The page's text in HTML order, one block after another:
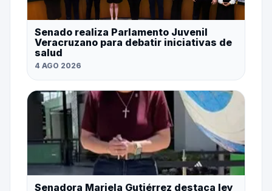
Senado realiza Parlamento Juvenil
Veracruzano para debatir iniciativas de
salud
4 AGO 2026
Senadora Mariela Gutiérrez destaca ley